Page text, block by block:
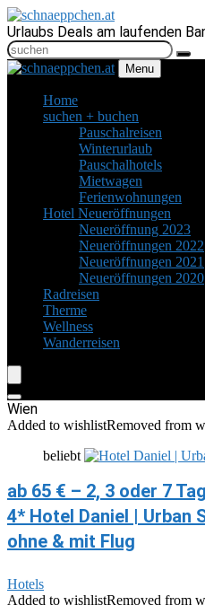
Urlaubs Deals am laufenden
Menu
Home
suchen + buchen
Pauschalreisen
Winterurlaub
Pauschalhotels
Mietwagen
Ferienwohnungen
Hotel Neueröffnungen
Neueröffnung 2023
Neueröffnungen 2022
Neueröffnungen 2021
Neueröffnungen 2020
Radreisen
Therme
Wellness
Wanderreisen
Wien
Added to wishlistRemoved from
beliebt
ab 65 € – 2, 3 oder 7
4* Hotel Daniel | Urban
ohne & mit Flug
Hotels
Added to wishlistRemoved from